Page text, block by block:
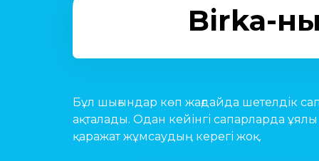
Birka-
Бұл шығындар көп жағдайда шетелдік
ақталады. Одан кейінгі сапарларда
қаражат жұмсаудың керегі жоқ.